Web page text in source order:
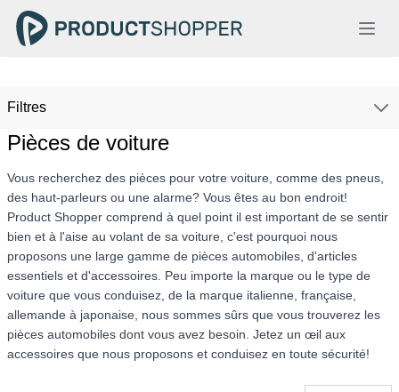
Filtres
Pièces de voiture
Vous recherchez des pièces pour votre voiture, comme des pneus,
des haut-parleurs ou une alarme? Vous êtes au bon endroit!
Product Shopper comprend à quel point il est important de se sentir
bien et à l'aise au volant de sa voiture, c'est pourquoi nous
proposons une large gamme de pièces automobiles, d'articles
essentiels et d'accessoires. Peu importe la marque ou le type de
voiture que vous conduisez, de la marque italienne, française,
allemande à japonaise, nous sommes sûrs que vous trouverez les
pièces automobiles dont vous avez besoin. Jetez un œil aux
accessoires que nous proposons et conduisez en toute sécurité!